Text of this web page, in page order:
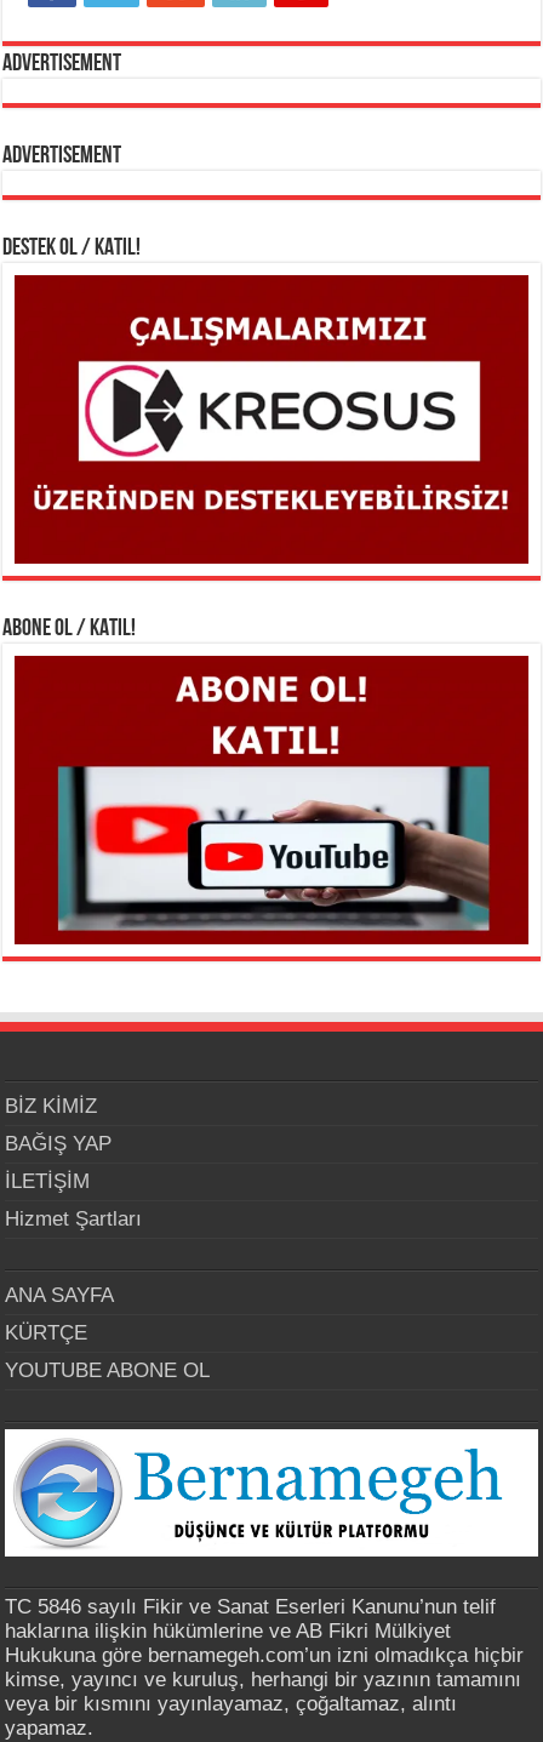
Advertisement
Advertisement
DESTEK OL / KATIL!
ABONE OL / KATIL!
BİZ KİMİZ
BAĞIŞ YAP
İLETİŞİM
Hizmet Şartları
ANA SAYFA
KÜRTÇE
YOUTUBE ABONE OL
TC 5846 sayılı Fikir ve Sanat Eserleri Kanunu’nun telif
haklarına ilişkin hükümlerine ve AB Fikri Mülkiyet
Hukukuna göre bernamegeh.com’un izni olmadıkça hiçbir
kimse, yayıncı ve kuruluş, herhangi bir yazının tamamını
veya bir kısmını yayınlayamaz, çoğaltamaz, alıntı
yapamaz.